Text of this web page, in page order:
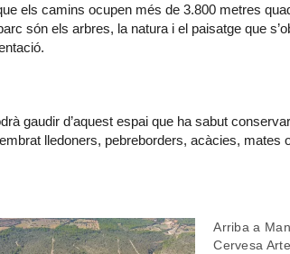
els camins ocupen més de 3.800 metres
són els arbres, la natura i el paisatge que
gaudir d’aquest espai que ha sabut
lledoners, pebreborders, acàcies, mates
Arriba a
Cervesa